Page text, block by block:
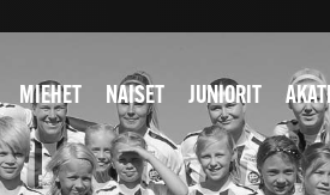
MIEHET NAISET JUNIORIT